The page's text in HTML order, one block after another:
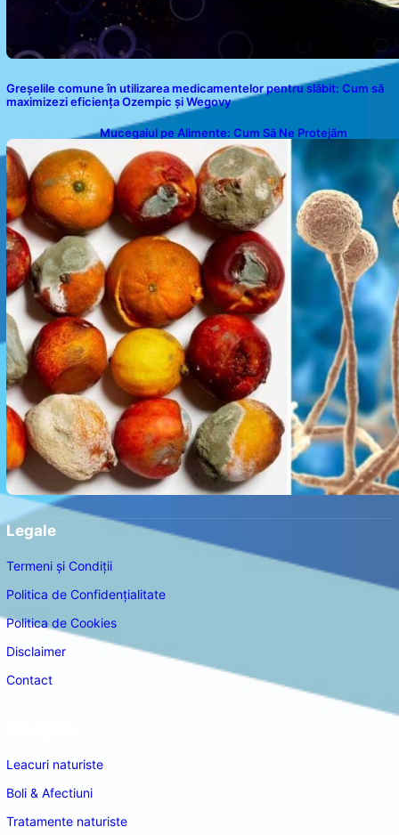
Greșelile comune în utilizarea medicamentelor pentru slăbit: Cum să
maximizezi eficiența Ozempic și Wegovy
Mucegaiul pe Alimente: Cum Să Ne Protejăm
Legale
Termeni și Condiții
Politica de Confidențialitate
Politica de Cookies
Disclaimer
Contact
Leacuri naturiste
Boli & Afectiuni
Tratamente naturiste